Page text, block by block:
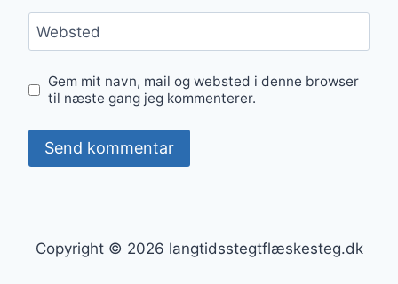
Websted
Gem mit navn, mail og websted i denne browser
til næste gang jeg kommenterer.
Copyright © 2026 langtidsstegtflæskesteg.dk